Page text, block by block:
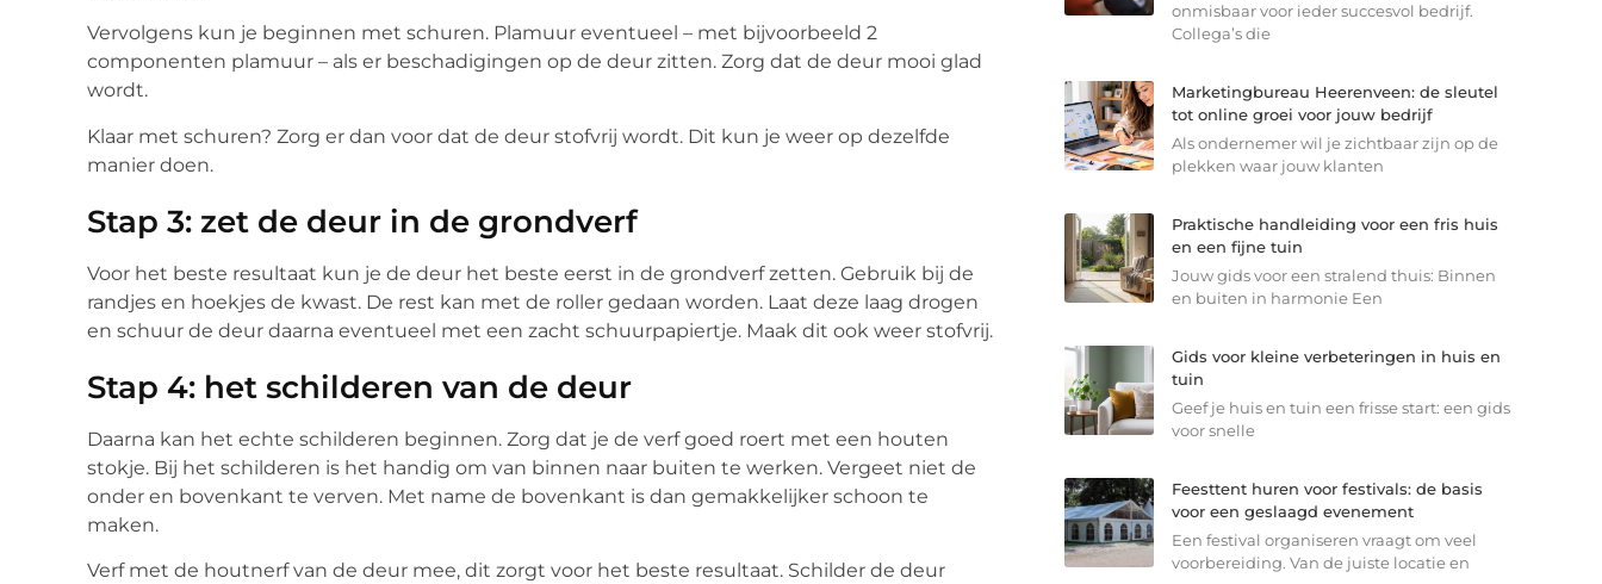
Vervolgens kun je beginnen met schuren. Plamuur eventueel – met bijvoorbeeld 2
componenten plamuur – als er beschadigingen op de deur zitten. Zorg dat de deur mooi glad
wordt.
Klaar met schuren? Zorg er dan voor dat de deur stofvrij wordt. Dit kun je weer op dezelfde
manier doen.
Stap 3: zet de deur in de grondverf
Voor het beste resultaat kun je de deur het beste eerst in de grondverf zetten. Gebruik bij de
randjes en hoekjes de kwast. De rest kan met de roller gedaan worden. Laat deze laag drogen
en schuur de deur daarna eventueel met een zacht schuurpapiertje. Maak dit ook weer stofvrij.
Stap 4: het schilderen van de deur
Daarna kan het echte schilderen beginnen. Zorg dat je de verf goed roert met een houten
stokje. Bij het schilderen is het handig om van binnen naar buiten te werken. Vergeet niet de
onder en bovenkant te verven. Met name de bovenkant is dan gemakkelijker schoon te
maken.
Verf met de houtnerf van de deur mee, dit zorgt voor het beste resultaat. Schilder de deur
onmisbaar voor ieder succesvol bedrijf.
Collega’s die
Marketingbureau Heerenveen: de sleutel
tot online groei voor jouw bedrijf
Als ondernemer wil je zichtbaar zijn op de
plekken waar jouw klanten
Praktische handleiding voor een fris huis
en een fijne tuin
Jouw gids voor een stralend thuis: Binnen
en buiten in harmonie Een
Gids voor kleine verbeteringen in huis en
tuin
Geef je huis en tuin een frisse start: een gids
voor snelle
Feesttent huren voor festivals: de basis
voor een geslaagd evenement
Een festival organiseren vraagt om veel
voorbereiding. Van de juiste locatie en